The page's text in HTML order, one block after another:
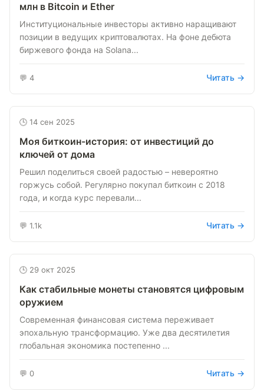
млн в Bitcoin и Ether
Институциональные инвесторы активно наращивают
позиции в ведущих криптовалютах. На фоне дебюта
биржевого фонда на Solana...
💬 4 Читать →
🕒 14 сен 2025
Моя биткоин-история: от инвестиций до
ключей от дома
Решил поделиться своей радостью – невероятно
горжусь собой. Регулярно покупал биткоин с 2018
года, и когда курс перевали...
💬 1.1k Читать →
🕒 29 окт 2025
Как стабильные монеты становятся цифровым
оружием
Современная финансовая система переживает
эпохальную трансформацию. Уже два десятилетия
глобальная экономика постепенно ...
💬 0 Читать →